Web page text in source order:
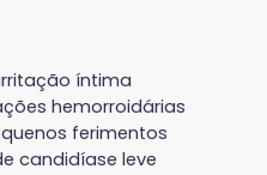
íntima
hemorroidárias
ferimentos
candidíase leve